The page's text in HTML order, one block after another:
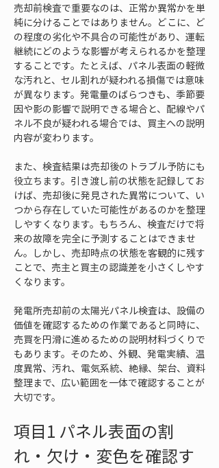
売却前検査で重要なのは、正常か異常かを単
純に分けることではありません。どこに、ど
の程度の劣化や不具合の可能性があり、運転
継続にどのような影響が考えられるかを整理
することです。たとえば、パネル表面の軽微
な汚れと、セル割れが疑われる損傷では意味
が異なります。発電量のばらつきも、季節要
因や影の影響で説明できる場合と、配線やパ
ネル不良が疑われる場合では、買主への説明
内容が変わります。
また、検査結果は売却後のトラブル予防にも
役立ちます。引き渡し前の状態を記録してお
けば、売却後に発見された異常について、い
つから存在していた可能性があるのかを整理
しやすくなります。もちろん、検査だけで将
来の故障を完全に予測することはできませ
ん。しかし、売却時点の状態を客観的に残す
ことで、売主と買主の認識差を小さくしやす
くなります。
発電所売却前の太陽光パネル検査は、設備の
価値を確認するための作業であると同時に、
売買を円滑に進めるための説明材料づくりで
もあります。そのため、外観、発電実績、温
度異常、汚れ、電気系統、絶縁、架台、資料
整理まで、広い範囲を一体で確認することが
大切です。
項目1 パネル表面の割
れ・欠け・変色を確認す